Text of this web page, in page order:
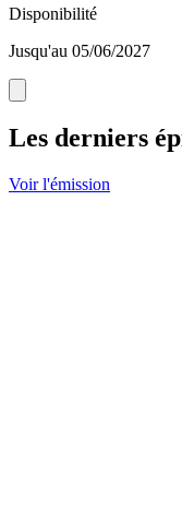
Disponibilité
Jusqu'au 05/06/2027
Les derniers
Voir l'émission